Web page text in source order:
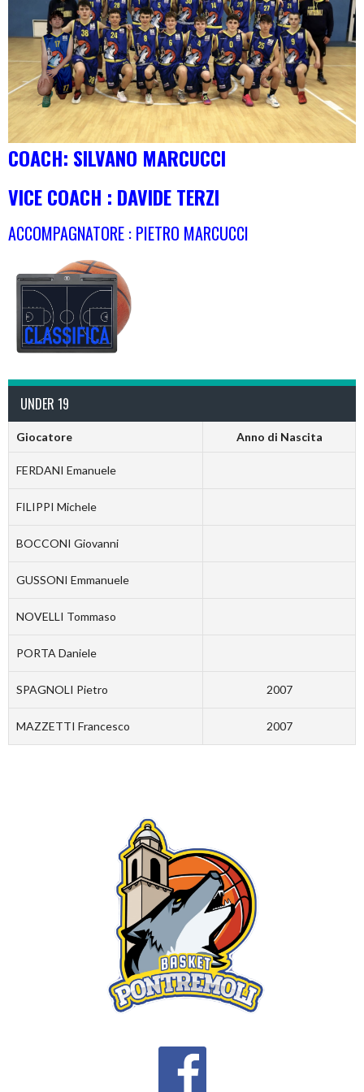
COACH: SILVANO MARCUCCI
VICE COACH : DAVIDE TERZI
ACCOMPAGNATORE : PIETRO MARCUCCI
UNDER 19
Giocatore Anno di Nascita
FERDANI Emanuele
FILIPPI Michele
BOCCONI Giovanni
GUSSONI Emmanuele
NOVELLI Tommaso
PORTA Daniele
SPAGNOLI Pietro 2007
MAZZETTI Francesco 2007